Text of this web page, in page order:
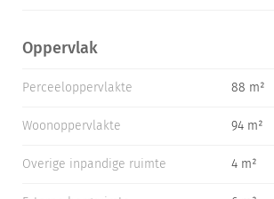
Oppervlak
Perceeloppervlakte 88 m²
Woonoppervlakte 94 m²
Overige inpandige ruimte 4 m²